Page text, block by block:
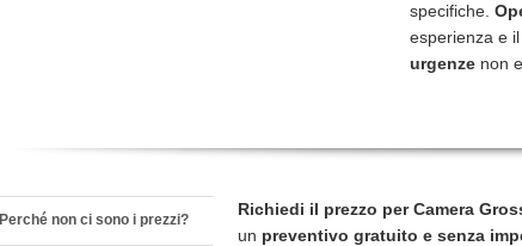
specifiche.
esperienza e
urgenze non
Perché non ci sono i prezzi?
Richiedi il prezzo per Camera
un preventivo gratuito e senza